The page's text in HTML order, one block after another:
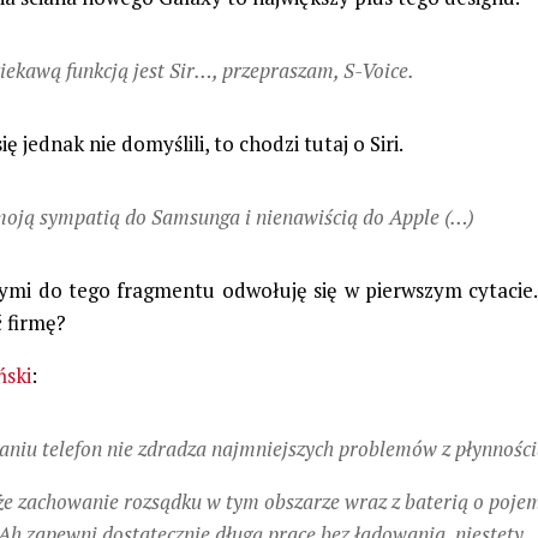
funkcją jest Sir…, prze­pra­szam, S-Voice.
jednak nie domyślili, to chodzi tutaj o Siri.
sympatią do Samsunga i nie­na­wi­ścią do Apple (…)
do tego fragmentu odwołuję się w pierwszym
firmę?
:
telefon nie zdradza najmniejszych problemów z
zachowanie rozsądku w tym obszarze wraz z baterią o